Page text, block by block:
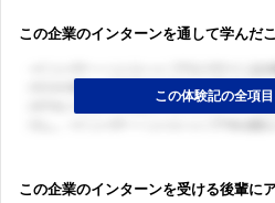
この企業のインターンを通して学んだ
この企業のインターンを受ける後輩に